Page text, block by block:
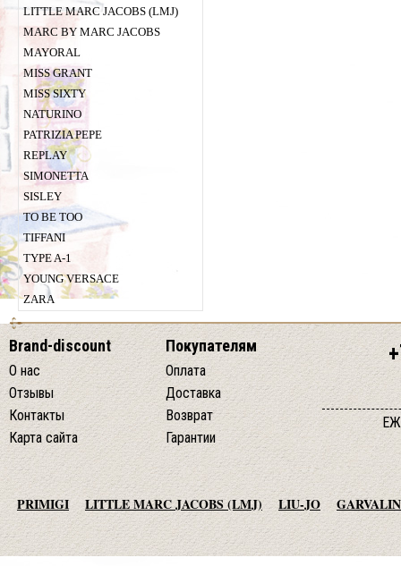
LITTLE MARC JACOBS (LMJ)
MARC BY MARC JACOBS
MAYORAL
MISS GRANT
MISS SIXTY
NATURINO
PATRIZIA PEPE
REPLAY
SIMONETTA
SISLEY
TO BE TOO
TIFFANI
TYPE A-1
YOUNG VERSACE
ZARA
Brand-discount
О нас
Отзывы
Контакты
Карта сайта
Покупателям
Оплата
Доставка
Возврат
Гарантии
PRIMIGI LITTLE MARC JACOBS (LMJ) LIU-JO GARVALIN
AGATHA RUIZ DE LA PRADA TO BE TOO ADD JO NO FUI